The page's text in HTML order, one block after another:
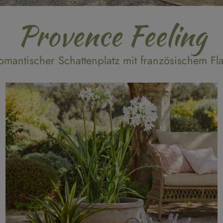
Provence Feeling
Schattenplatz mit französischem